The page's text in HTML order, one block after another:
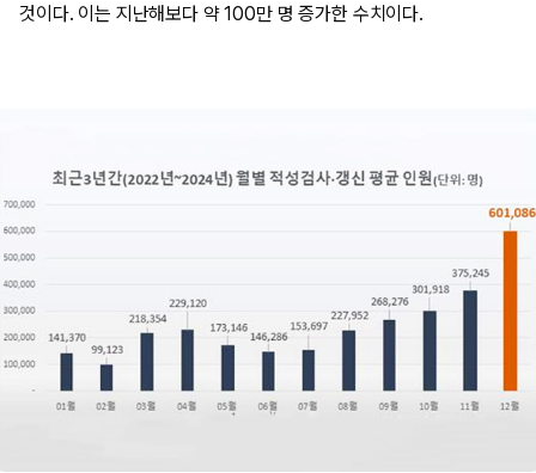
것이다. 이는 지난해보다 약 100만 명 증가한 수치이다.